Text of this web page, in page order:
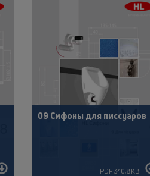
09 Сифоны для писсуаров
PDF 340,8KB